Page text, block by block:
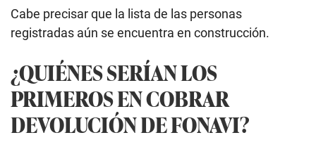
Cabe precisar que la lista de las personas
registradas aún se encuentra en construcción.
¿QUIÉNES SERÍAN LOS
PRIMEROS EN COBRAR
DEVOLUCIÓN DE FONAVI?